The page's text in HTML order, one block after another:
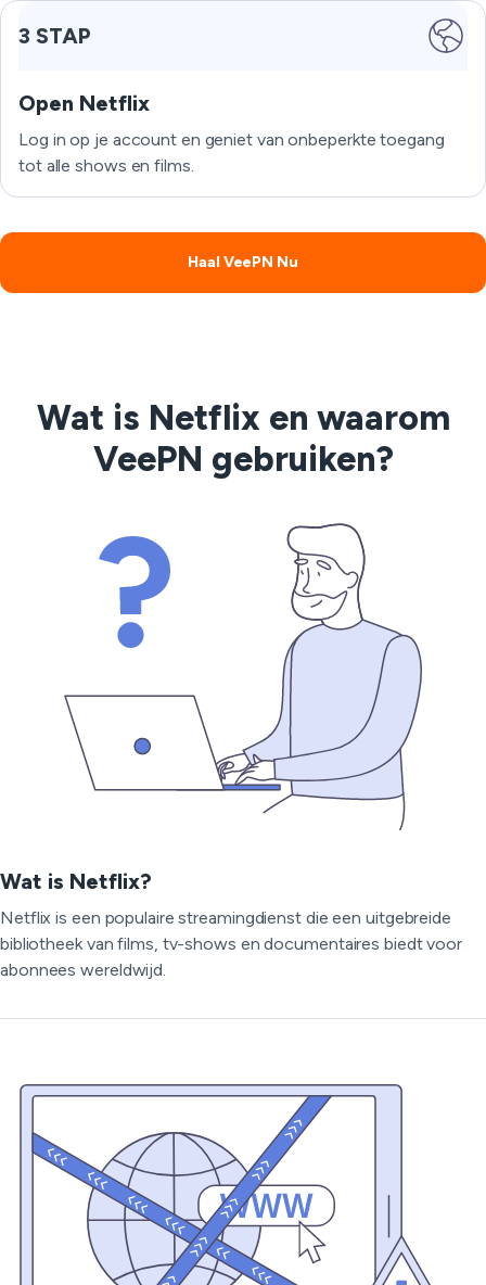
3 STAP
Open Netflix
Log in op je account en geniet van onbeperkte toegang
tot alle shows en films.
Haal VeePN Nu
Wat is Netflix en waarom
VeePN gebruiken?
Wat is Netflix?
Netflix is een populaire streamingdienst die een uitgebreide
bibliotheek van films, tv-shows en documentaires biedt voor
abonnees wereldwijd.